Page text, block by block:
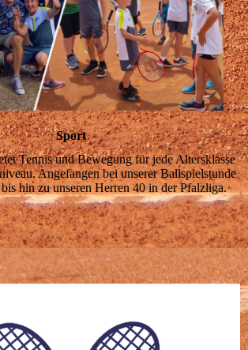
Sport
Tennis und Bewegung für jede Altersklasse
Angefangen bei unserer Ballspielstunde
hin zu unseren Herren 40 in der Pfalzliga.